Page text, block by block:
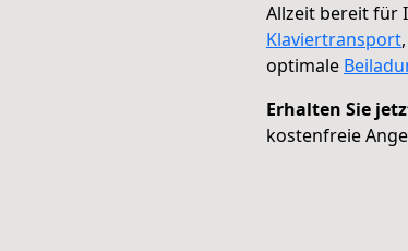
Allzeit bereit für
Klaviertransport,
optimale
Erhalten Sie
kostenfreie